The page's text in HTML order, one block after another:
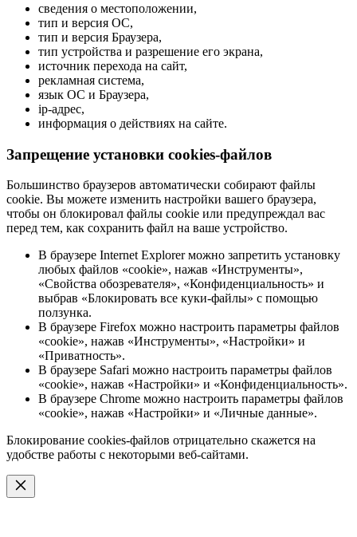
сведения о местоположении,
тип и версия ОС,
тип и версия Браузера,
тип устройства и разрешение его экрана,
источник перехода на сайт,
рекламная система,
язык ОС и Браузера,
ip-адрес,
информация о действиях на сайте.
Запрещение установки cookies-файлов
Большинство браузеров автоматически собирают файлы
cookie. Вы можете изменить настройки вашего браузера,
чтобы он блокировал файлы cookie или предупреждал вас
перед тем, как сохранить файл на ваше устройство.
В браузере Internet Explorer можно запретить установку
любых файлов «cookie», нажав «Инструменты»,
«Свойства обозревателя», «Конфиденциальность» и
выбрав «Блокировать все куки-файлы» с помощью
ползунка.
В браузере Firefox можно настроить параметры файлов
«cookie», нажав «Инструменты», «Настройки» и
«Приватность».
В браузере Safari можно настроить параметры файлов
«cookie», нажав «Настройки» и «Конфиденциальность».
В браузере Chrome можно настроить параметры файлов
«cookie», нажав «Настройки» и «Личные данные».
Блокирование cookies-файлов отрицательно скажется на
удобстве работы с некоторыми веб-сайтами.